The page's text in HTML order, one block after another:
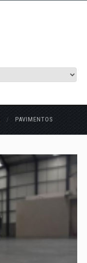
/ PAVIMENTOS